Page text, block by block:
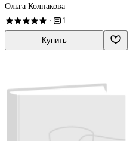
Ольга Колпакова
· 1
Купить